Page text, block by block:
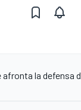
afronta la defensa